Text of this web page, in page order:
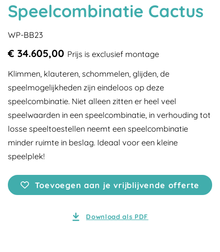
Speelcombinatie Cactus
WP-BB23
€ 34.605,00 Prijs is exclusief montage
Klimmen, klauteren, schommelen, glijden, de
speelmogelijkheden zijn eindeloos op deze
speelcombinatie. Niet alleen zitten er heel veel
speelwaarden in een speelcombinatie, in verhouding tot
losse speeltoestellen neemt een speelcombinatie
minder ruimte in beslag. Ideaal voor een kleine
speelplek!
Toevoegen aan je vrijblijvende offerte
Download als PDF